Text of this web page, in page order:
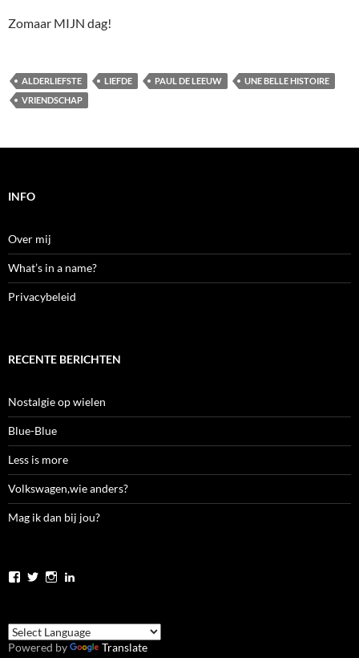
Zomaar MIJN dag!
ALDERLIEFSTE LIEFDE PAUL DE LEEUW
UNE BELLE HISTOIRE
VRIENDSCHAP
INFO
Over mij
What’s in a name?
Privacybeleid
RECENTE BERICHTEN
Nostalgie op wielen
Blue-Blue
Less is more
Volkswagen,wie anders?
Mag ik dan bij jou?
Bekijk
jolanda.zwier.5
op
Facebook
Bekijk
JolandaZwier
op
Twitter
Bekijk
jolandazwier
op
Instagram
jolandazwier
op
LinkedIn
Powered by Translate